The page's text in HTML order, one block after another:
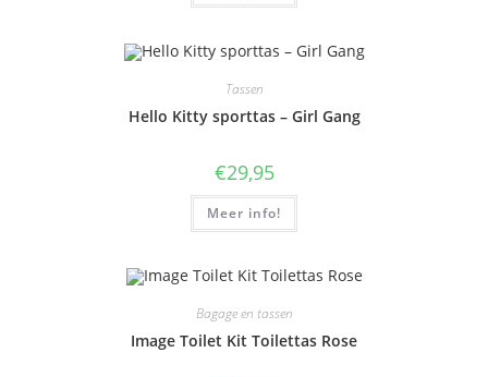
Tassen
Hello Kitty sporttas – Girl Gang
€29,95
Meer info!
Bagage en tassen
Image Toilet Kit Toilettas Rose